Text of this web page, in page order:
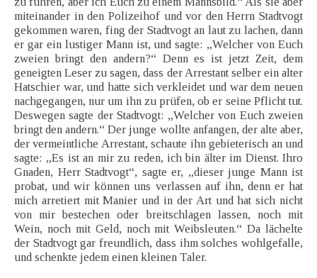
miteinander in den Polizeihof und vor den Herrn Stadtvogt
gekommen waren, fing der Stadtvogt an laut zu lachen, dann
er gar ein lustiger Mann ist, und sagte: „Welcher von Euch
zweien bringt den andern?“ Denn es ist jetzt Zeit, dem
geneigten Leser zu sagen, dass der Arrestant selber ein alter
Hatschier war, und hatte sich verkleidet und war dem neuen
nachgegangen, nur um ihn zu prüfen, ob er seine Pflicht tut.
Deswegen sagte der Stadtvogt: „Welcher von Euch zweien
bringt den andern.“ Der junge wollte anfangen, der alte aber,
der vermeintliche Arrestant, schaute ihn gebieterisch an und
sagte: „Es ist an mir zu reden, ich bin älter im Dienst. Ihro
Gnaden, Herr Stadtvogt“, sagte er, „dieser junge Mann ist
probat, und wir können uns verlassen auf ihn, denn er hat
mich arretiert mit Manier und in der Art und hat sich nicht
von mir bestechen oder breitschlagen lassen, noch mit
Wein, noch mit Geld, noch mit Weibsleuten.“ Da lächelte
der Stadtvogt gar freundlich, dass ihm solches wohlgefalle,
und schenkte jedem einen kleinen Taler.